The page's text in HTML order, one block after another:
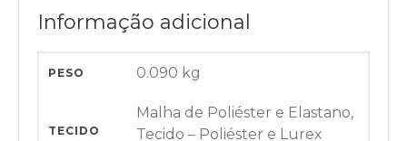
Informação adicional
PESO 0.090 kg
TECIDO
Malha de Poliéster e Elastano,
Tecido – Poliéster e Lurex